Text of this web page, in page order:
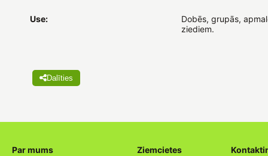
Use:
Dobēs, grupās,
ziediem.
Dalīties
Par mums Ziemcietes